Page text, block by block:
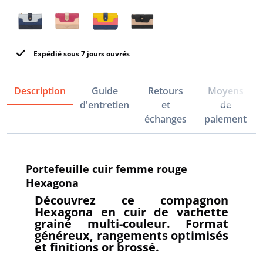
Expédié sous 7 jours ouvrés
Description
Guide
d'entretien
Retours
et
échanges
Moyens
de
paiement
Portefeuille cuir femme rouge
Hexagona
Découvrez ce compagnon
Hexagona en cuir de vachette
grainé multi-couleur. Format
généreux, rangements optimisés
et finitions or brossé.